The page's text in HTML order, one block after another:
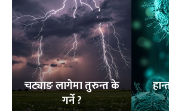
चट्याङ लागेमा तुरुन्त के
गर्ने ?